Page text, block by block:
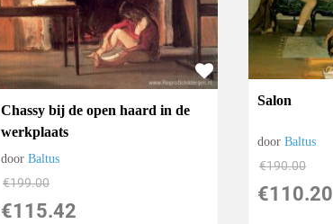
Chassy bij de open haard in de
werkplaats
doorBaltus
€199.00
€115.42
Salon
doorBaltus
€190.00
€110.20